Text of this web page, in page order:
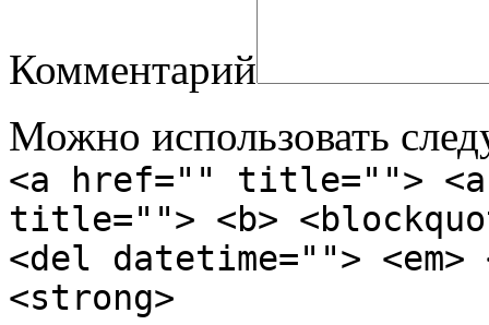
Комментарий
Можно использовать
<a href="" title="">
title=""> <b>
<del datetime="">
<strong>